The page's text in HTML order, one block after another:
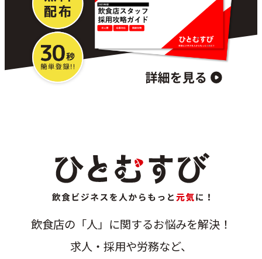
飲食店の「人」に関するお悩みを解決！
求人・採用や労務など、